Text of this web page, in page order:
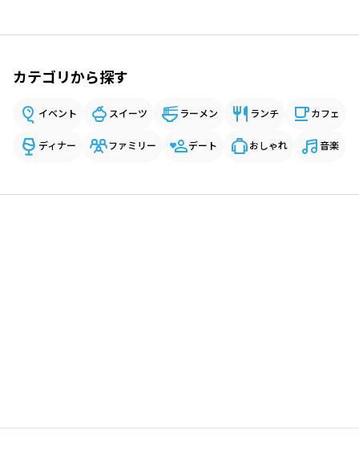
カテゴリから探す
イベント スイーツ ラーメン ランチ カフェ
ディナー ファミリー デート おしゃれ 音楽